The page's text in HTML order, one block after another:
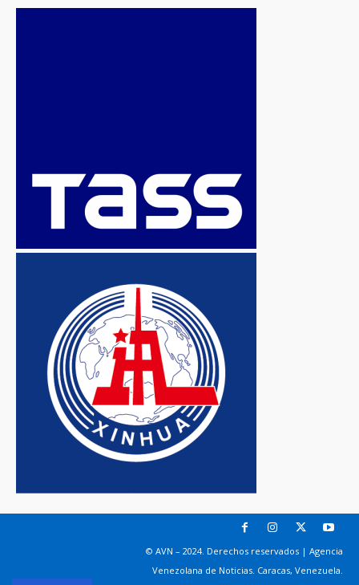
© AVN – 2024. Derechos reservados | Agencia
Venezolana de Noticias. Caracas, Venezuela.